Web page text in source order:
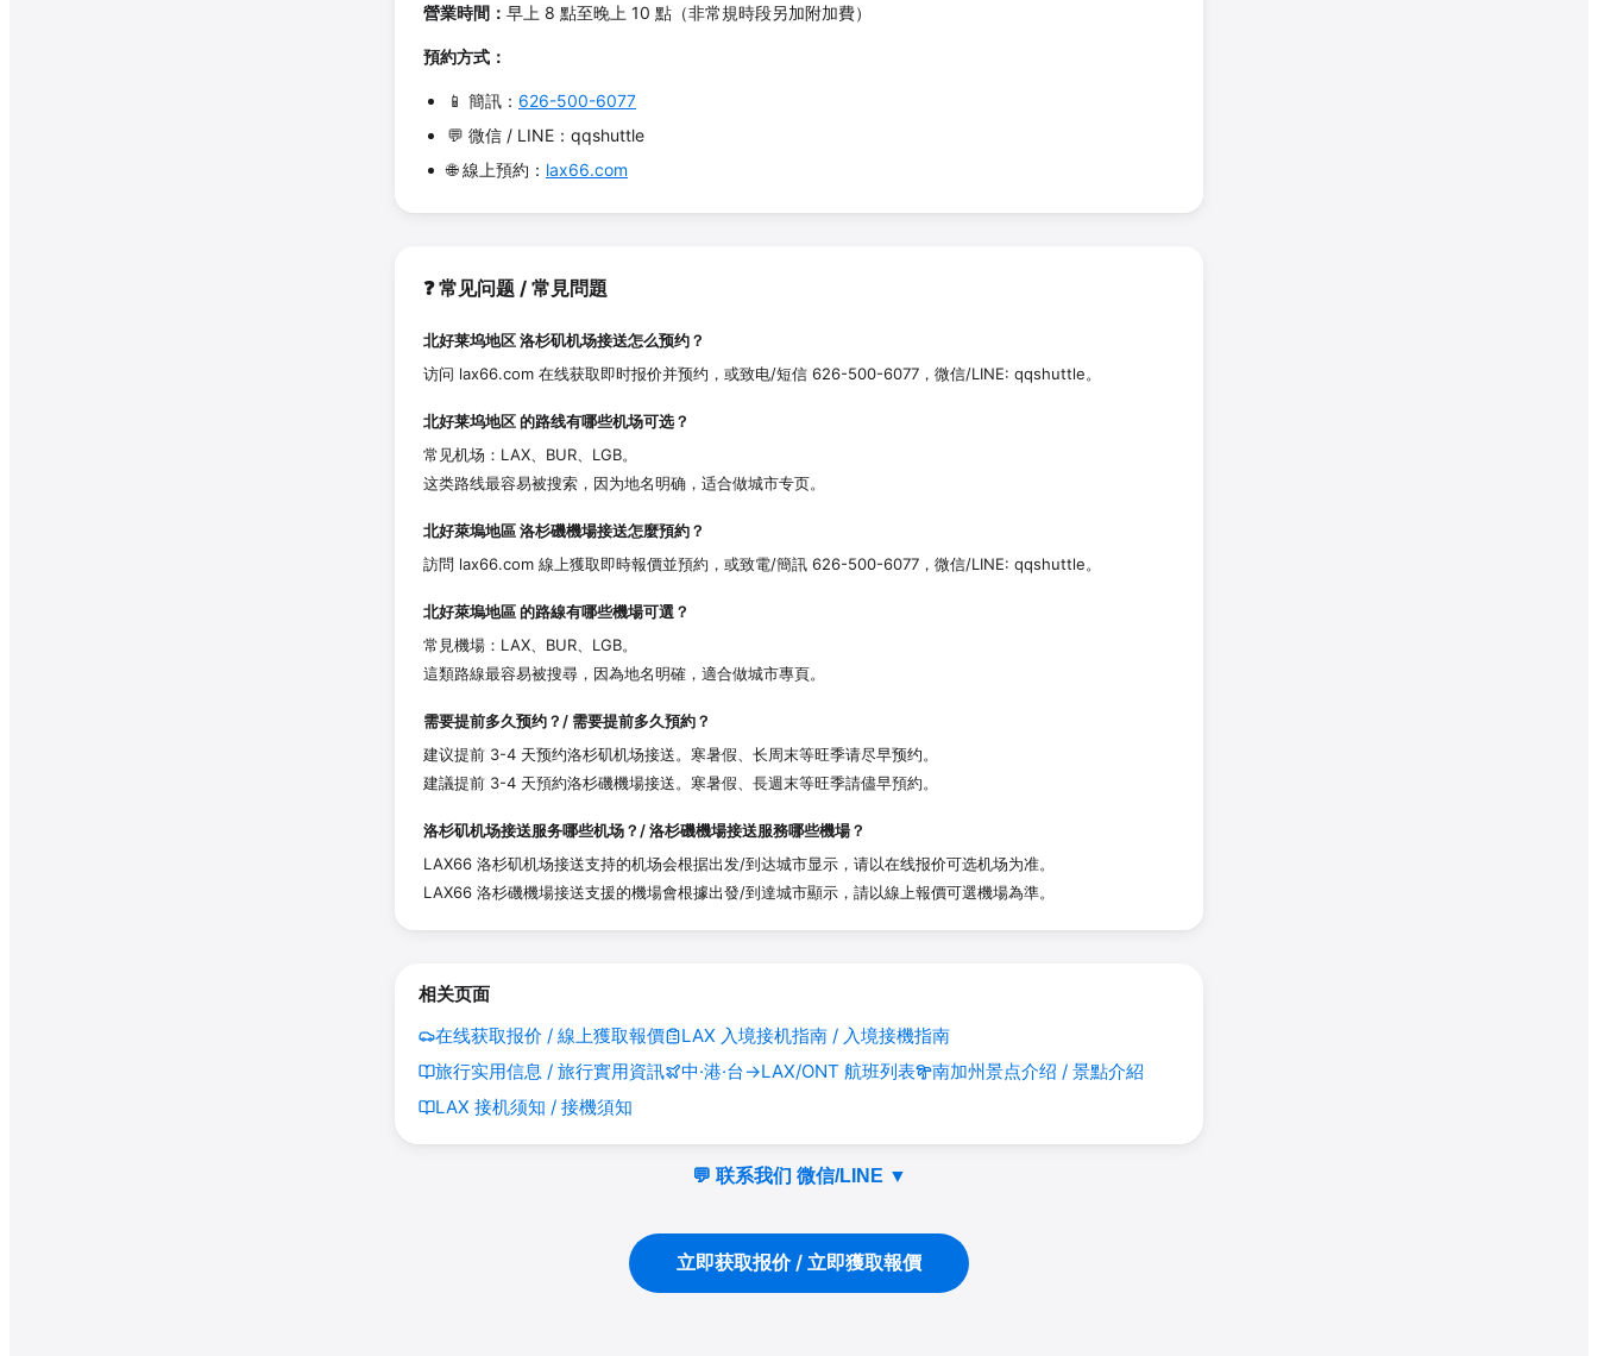
營業時間： 早上 8 點至晚上 10 點（非常規時段另加附加費）
預約方式：
📱 簡訊： 626-500-6077
💬 微信 / LINE：qqshuttle
🌐 線上預約： lax66.com
❓ 常见问题 / 常見問題
北好莱坞地区洛杉矶机场接送怎么预约？
访问 lax66.com 在线获取即时报价并预约，或致电/短信 626-500-6077，微信/LINE: qqshuttle。
北好莱坞地区 的路线有哪些机场可选？
常见机场：LAX、BUR、LGB。
这类路线最容易被搜索，因为地名明确，适合做城市专页。
北好萊塢地區洛杉磯機場接送怎麼預約？
訪問 lax66.com 線上獲取即時報價並預約，或致電/簡訊 626-500-6077，微信/LINE: qqshuttle。
北好萊塢地區 的路線有哪些機場可選？
常見機場：LAX、BUR、LGB。
這類路線最容易被搜尋，因為地名明確，適合做城市專頁。
需要提前多久预约？/ 需要提前多久預約？
建议提前 3-4 天预约洛杉矶机场接送。寒暑假、长周末等旺季请尽早预约。
建議提前 3-4 天預約洛杉磯機場接送。寒暑假、長週末等旺季請儘早預約。
洛杉矶机场接送服务哪些机场？/ 洛杉磯機場接送服務哪些機場？
LAX66 洛杉矶机场接送支持的机场会根据出发/到达城市显示，请以在线报价可选机场为准。
LAX66 洛杉磯機場接送支援的機場會根據出發/到達城市顯示，請以線上報價可選機場為準。
相关页面
在线获取报价 / 線上獲取報價
LAX 入境接机指南 / 入境接機指南
旅行实用信息 / 旅行實用資訊
中·港·台→LAX/ONT 航班列表
南加州景点介绍 / 景點介紹
LAX 接机须知 / 接機須知
💬 联系我们 微信/LINE ▼
立即获取报价 / 立即獲取報價